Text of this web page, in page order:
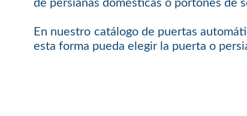
de persianas domésticas o portones de
En nuestro catálogo de puertas
esta forma pueda elegir la puerta o